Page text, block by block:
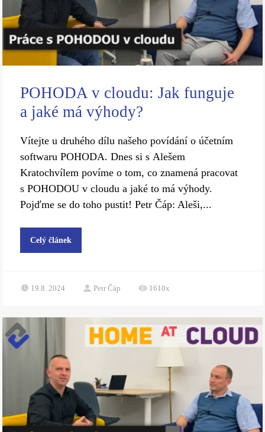
POHODA v cloudu: Jak funguje
a jaké má výhody?
Vítejte u druhého dílu našeho povídání o účetním
softwaru POHODA. Dnes si s Alešem
Kratochvílem povíme o tom, co znamená pracovat
s POHODOU v cloudu a jaké to má výhody.
Pojďme se do toho pustit! Petr Čáp: Aleši,...
Celý článek
19.8. 2024 Petr Čáp 1610x